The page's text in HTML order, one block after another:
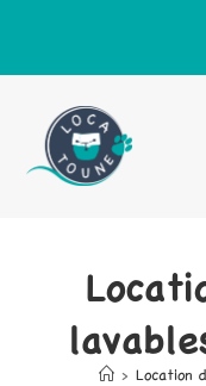
> Location